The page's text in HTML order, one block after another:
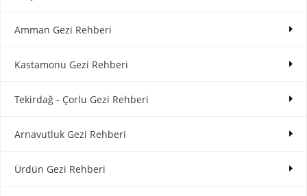
Amman Gezi Rehberi
Kastamonu Gezi Rehberi
Tekirdağ - Çorlu Gezi Rehberi
Arnavutluk Gezi Rehberi
Ürdün Gezi Rehberi